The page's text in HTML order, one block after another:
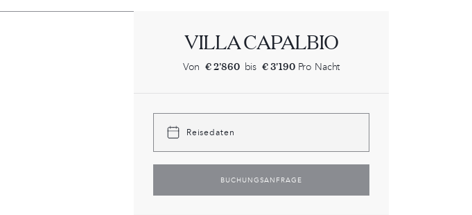
VILLA CAPALBIO
Von € 2'860 bis € 3'190Pro Nacht
Reisedaten
BUCHUNGSANFRAGE